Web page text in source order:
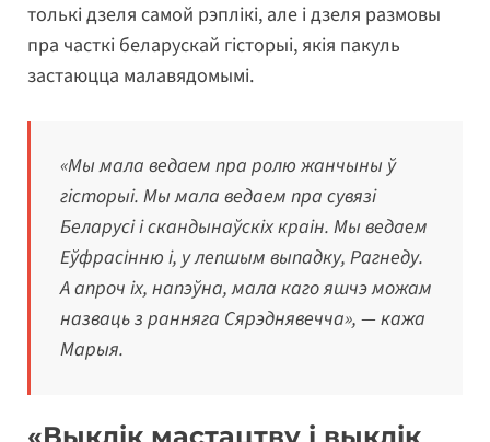
толькі дзеля самой рэплікі, але і дзеля размовы
пра часткі беларускай гісторыі, якія пакуль
застаюцца малавядомымі.
«Мы мала ведаем пра ролю жанчыны ў
гісторыі. Мы мала ведаем пра сувязі
Беларусі і скандынаўскіх краін. Мы ведаем
Еўфрасінню і, у лепшым выпадку, Рагнеду.
А апроч іх, напэўна, мала каго яшчэ можам
назваць з ранняга Сярэднявечча», — кажа
Марыя.
«Выклік мастацтву і выклік